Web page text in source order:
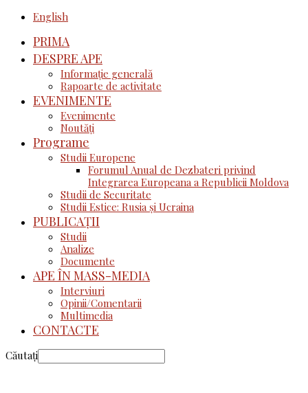
English
PRIMA
DESPRE APE
Informație generală
Rapoarte de activitate
EVENIMENTE
Evenimente
Noutăţi
Programe
Studii Europene
Forumul Anual de Dezbateri privind
Integrarea Europeana a Republicii Moldova
Studii de Securitate
Studii Estice: Rusia și Ucraina
PUBLICAȚII
Studii
Analize
Documente
APE ÎN MASS-MEDIA
Interviuri
Opinii/Comentarii
Multimedia
CONTACTE
Căutați